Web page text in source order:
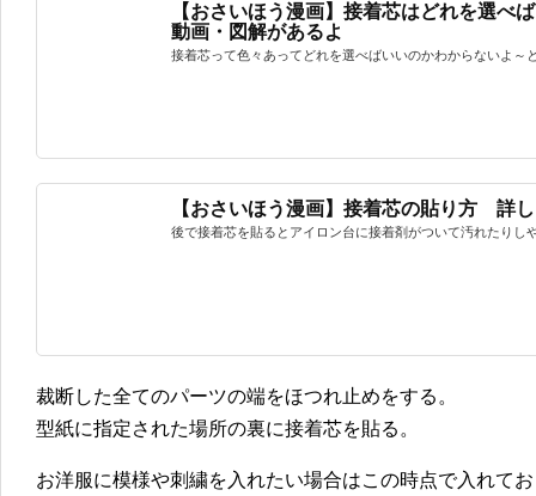
【おさいほう漫画】接着芯はどれを選
動画・図解があるよ
接着芯って色々あってどれを選べばいいのかわからないよ～
【おさいほう漫画】接着芯の貼り方 詳
後で接着芯を貼るとアイロン台に接着剤がついて汚れたりし
裁断した全てのパーツの端をほつれ止めをする。
型紙に指定された場所の裏に接着芯を貼る。
お洋服に模様や刺繍を入れたい場合はこの時点で入れて